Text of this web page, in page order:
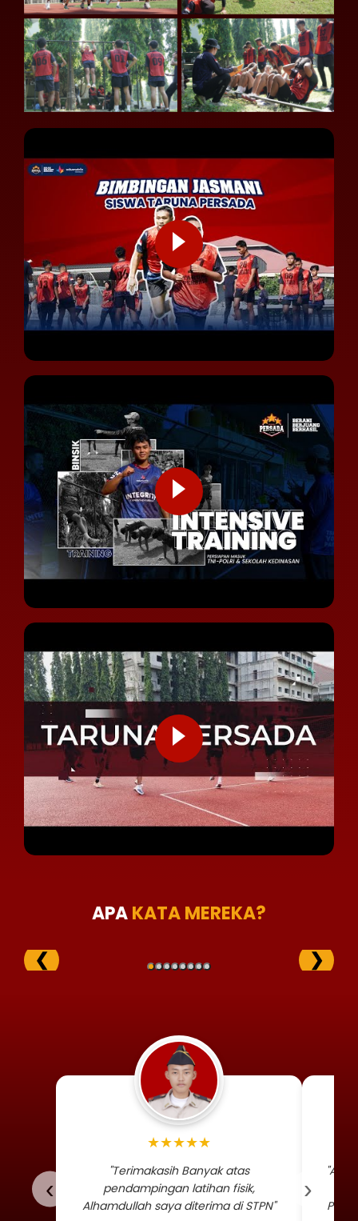
APAKATA MEREKA?
❮ ❯
‹
Foto profil siswa
★★★★★
"Terimakasih Banyak atas
pendampingan latihan fisik,
Alhamdullah saya diterima di STPN"
›